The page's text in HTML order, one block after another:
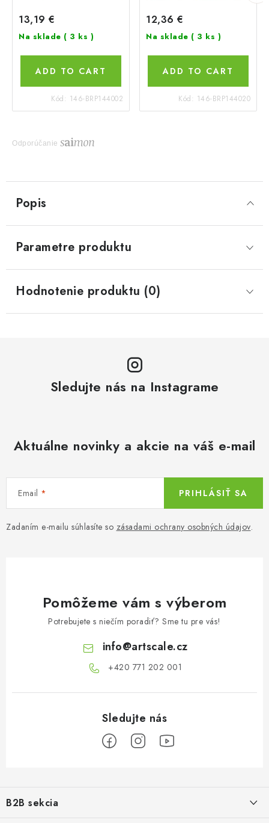
13,19 €
Na sklade ( 3 ks )
ADD TO CART
Kód: 146-BRP144002
12,36 €
Na sklade ( 3 ks )
ADD TO CART
Kód: 146-BRP144020
Odporúčanie
Popis
Parametre produktu
Hodnotenie produktu (0)
Sledujte nás na Instagrame
Aktuálne novinky a akcie na váš e-mail
Email
Zadaním e-mailu súhlasíte so zásadami ochrany osobných údajov.
PRIHLÁSIŤ SA
Pomôžeme vám s výberom
Potrebujete s niečím poradiť? Sme tu pre vás!
info@artscale.cz
+420 771 202 001​
pB2B sekcia